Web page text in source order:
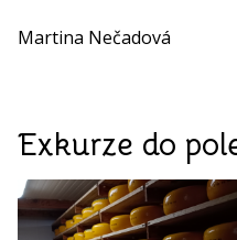
Martina Nečadová
Exkurze do